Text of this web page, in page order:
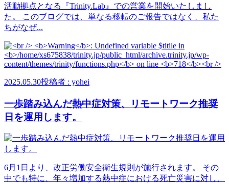
活動拠点となる『Trinity.Lab』での営業を開始いたしまし
た。 このブログでは、単なる移転のご報告ではなく、私た
ちがなぜ...
2025.05.30投稿者 : yohei
一歩踏み込んだ熱中症対策、リモートワーク推奨
日を運用します。
6月1日より、改正労働安全衛生規則が施行されます。 その
中でも特に、年々増加する熱中症における死亡災害に対し、